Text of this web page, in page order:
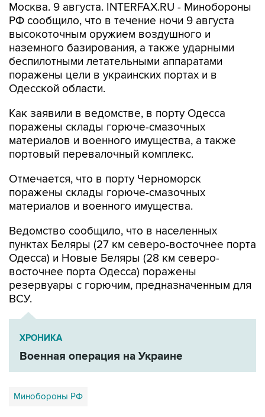
Москва. 9 августа. INTERFAX.RU - Минобороны
РФ сообщило, что в течение ночи 9 августа
высокоточным оружием воздушного и
наземного базирования, а также ударными
беспилотными летательными аппаратами
поражены цели в украинских портах и в
Одесской области.
Как заявили в ведомстве, в порту Одесса
поражены склады горюче-смазочных
материалов и военного имущества, а также
портовый перевалочный комплекс.
Отмечается, что в порту Черноморск
поражены склады горюче-смазочных
материалов и военного имущества.
Ведомство сообщило, что в населенных
пунктах Беляры (27 км северо-восточнее порта
Одесса) и Новые Беляры (28 км северо-
восточнее порта Одесса) поражены
резервуары с горючим, предназначенным для
ВСУ.
ХРОНИКА
Военная операция на Украине
Минобороны РФ